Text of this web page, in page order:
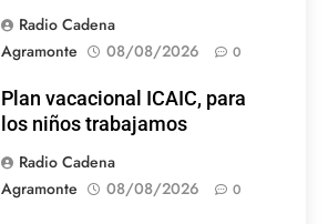
Radio Cadena
Agramonte
08/08/2026 0
Plan vacacional ICAIC, para
los niños trabajamos
Radio Cadena
Agramonte
08/08/2026 0